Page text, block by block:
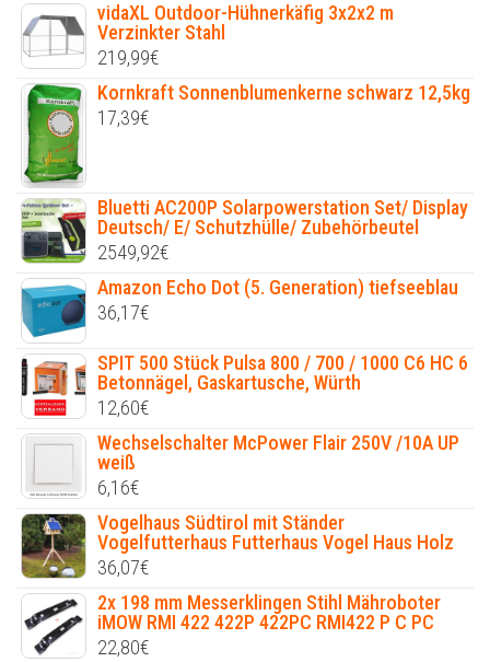
vidaXL Outdoor-Hühnerkäfig 3x2x2 m
Verzinkter Stahl
219,99€
Kornkraft Sonnenblumenkerne schwarz 12,5kg
17,39€
Bluetti AC200P Solarpowerstation Set/ Display
Deutsch/ E/ Schutzhülle/ Zubehörbeutel
2549,92€
Amazon Echo Dot (5. Generation) tiefseeblau
36,17€
SPIT 500 Stück Pulsa 800 / 700 / 1000 C6 HC 6
Betonnägel, Gaskartusche, Würth
12,60€
Wechselschalter McPower Flair 250V /10A UP
weiß
6,16€
Vogelhaus Südtirol mit Ständer
Vogelfutterhaus Futterhaus Vogel Haus Holz
36,07€
2x 198 mm Messerklingen Stihl Mähroboter
iMOW RMI 422 422P 422PC RMI422 P C PC
22,80€